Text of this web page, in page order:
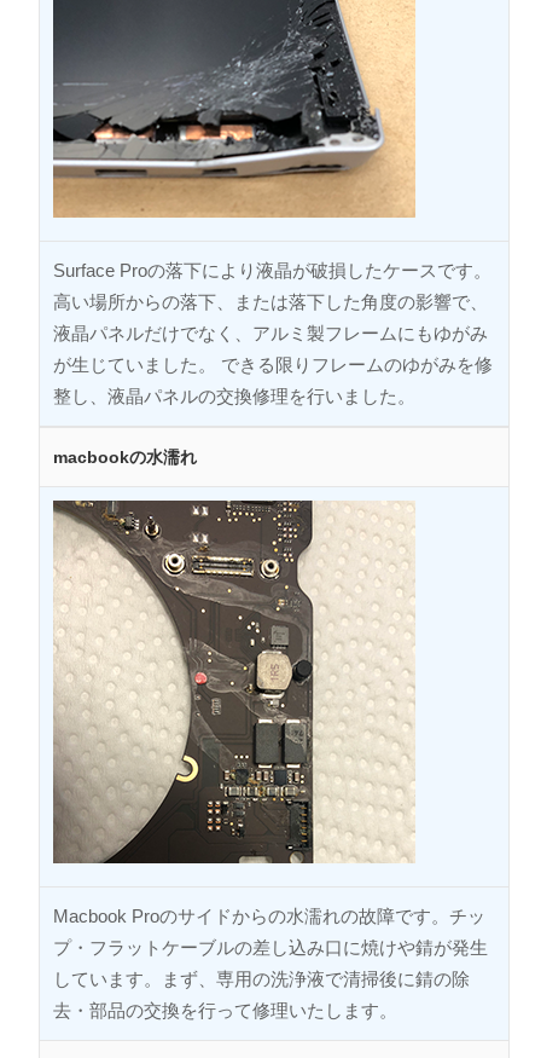
Surface Proの落下により液晶が破損したケースです。
高い場所からの落下、または落下した角度の影響で、
液晶パネルだけでなく、アルミ製フレームにもゆがみ
が生じていました。 できる限りフレームのゆがみを修
整し、液晶パネルの交換修理を行いました。
macbookの水濡れ
Macbook Proのサイドからの水濡れの故障です。チッ
プ・フラットケーブルの差し込み口に焼けや錆が発生
しています。まず、専用の洗浄液で清掃後に錆の除
去・部品の交換を行って修理いたします。